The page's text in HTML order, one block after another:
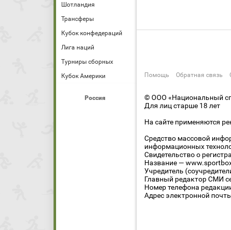
Шотландия
Трансферы
Кубок конфедераций
Лига наций
Турниры сборных
Кубок Америки
Россия
Помощь Обратная связь
© ООО «Национальный
Для лиц старше 18 лет
На сайте применяются
Средство массовой
информационных
Свидетельство о
Название —
Учредитель
Главный редактор СМИ
Номер телефона
Адрес электронной